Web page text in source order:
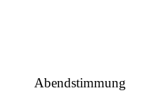
Abendstimmung